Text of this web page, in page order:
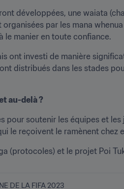
développées, une waiata
par les mana
le manier en toute confiance.
ont investi de manière
distribués dans les stades
au-delà ?
pour soutenir les équipes et
le reçoivent le ramènent chez
(protocoles) et le projet Poi
DE LA FIFA 2023